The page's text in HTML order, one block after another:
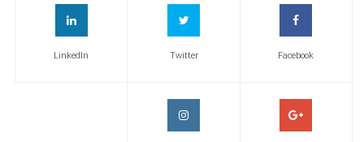
Facebook
Twitter
LinkedIn